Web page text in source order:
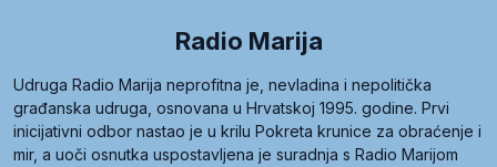
Radio Marija
Udruga Radio Marija neprofitna je, nevladina i nepolitička
građanska udruga, osnovana u Hrvatskoj 1995. godine. Prvi
inicijativni odbor nastao je u krilu Pokreta krunice za obraćenje i
mir, a uoči osnutka uspostavljena je suradnja s Radio Marijom